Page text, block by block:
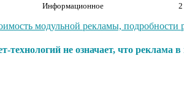
Информационное 2
модульной рекламы,
технологий не означает, что